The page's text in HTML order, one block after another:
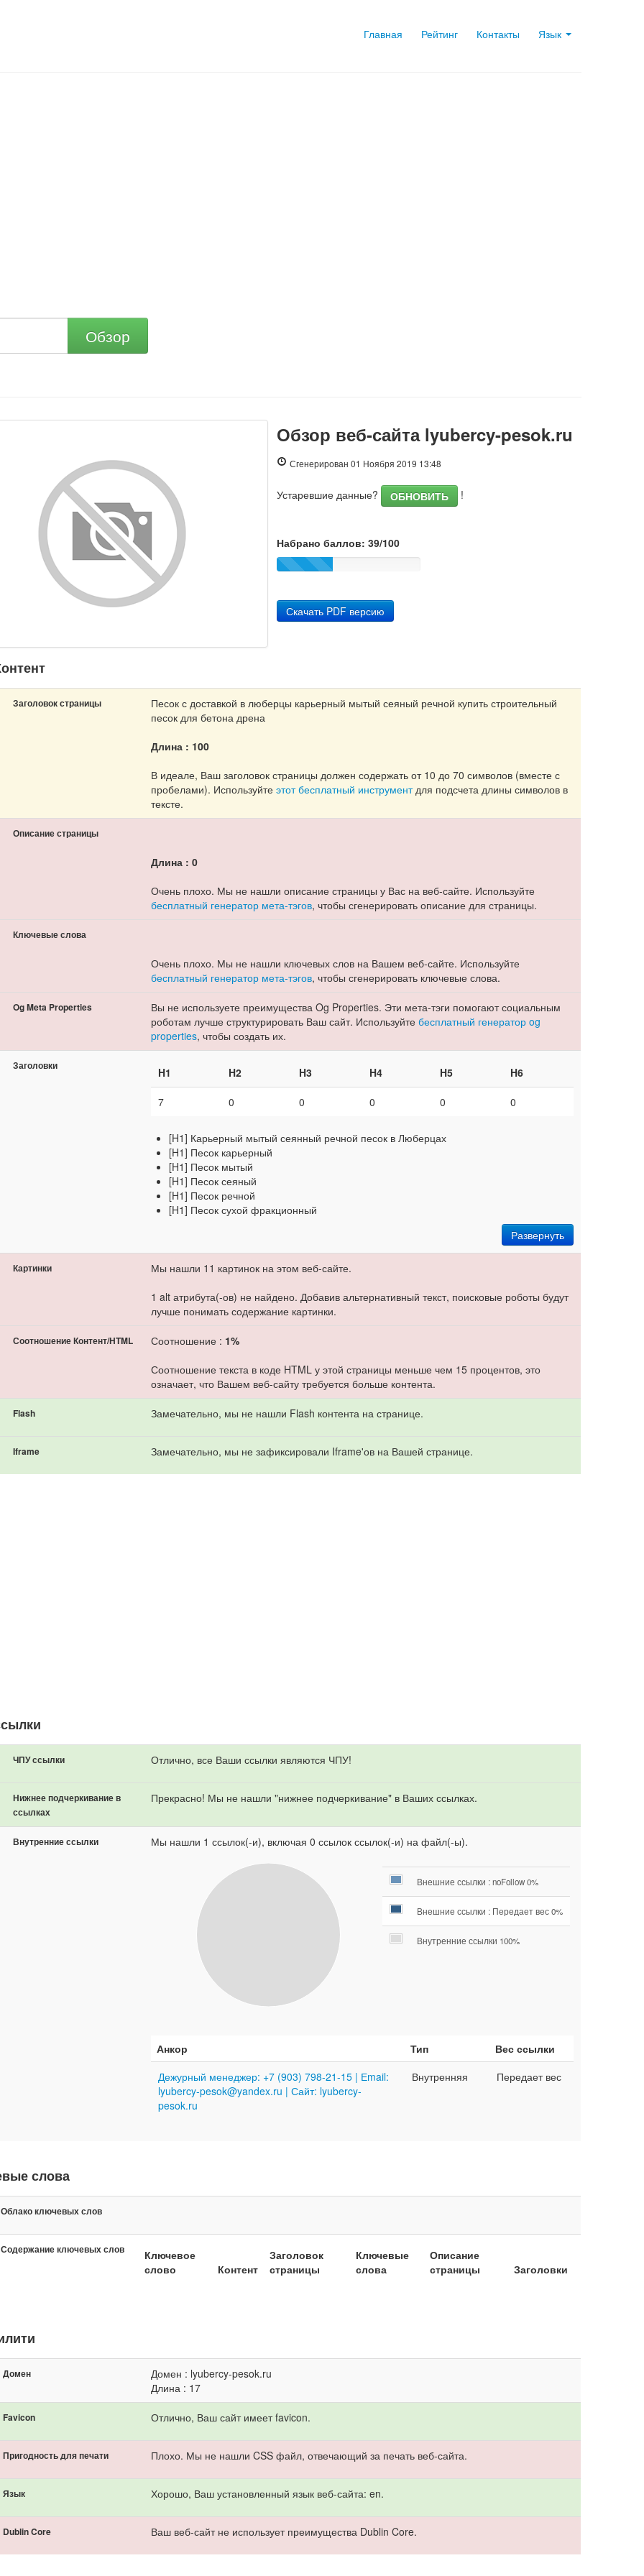
Главная Рейтинг Контакты Язык
Обзор
Обзор веб-сайта lyubercy-pesok.ru
Сгенерирован 01 Ноября 2019 13:48
Устаревшие данные? ОБНОВИТЬ !
Набрано баллов: 39/100
Скачать PDF версию
Заголовок страницы
Песок с доставкой в люберцы карьерный мытый сеяный речной купить строительный
песок для бетона дрена
Длина : 100
В идеале, Ваш заголовок страницы должен содержать от 10 до 70 символов (вместе с
пробелами). Используйте этот бесплатный инструментдля подсчета длины символов в
тексте.
Описание страницы
Длина : 0
Очень плохо. Мы не нашли описание страницы у Вас на веб-сайте. Используйте
бесплатный генератор мета-тэгов, чтобы сгенерировать описание для страницы.
Ключевые слова
Очень плохо. Мы не нашли ключевых слов на Вашем веб-сайте. Используйте
бесплатный генератор мета-тэгов, чтобы сгенерировать ключевые слова.
Og Meta Properties
Вы не используете преимущества Og Properties. Эти мета-тэги помогают социальным
роботам лучше структурировать Ваш сайт. Используйте бесплатный генератор og
properties, чтобы создать их.
Заголовки H1 H2 H3 H4 H5 H6
7 0 0 0 0 0
[H1] Карьерный мытый сеянный речной песок в Люберцах
[H1] Песок карьерный
[H1] Песок мытый
[H1] Песок сеяный
[H1] Песок речной
[H1] Песок сухой фракционный
Развернуть
Картинки
Мы нашли 11 картинок на этом веб-сайте.
1 alt атрибута(-ов) не найдено. Добавив альтернативный текст, поисковые роботы будут
лучше понимать содержание картинки.
Соотношение Контент/HTML Соотношение : 1%
Соотношение текста в коде HTML у этой страницы меньше чем 15 процентов, это
означает, что Вашем веб-сайту требуется больше контента.
Flash Замечательно, мы не нашли Flash контента на странице.
Iframe Замечательно, мы не зафиксировали Iframe'ов на Вашей странице.
ЧПУ ссылки Отлично, все Ваши ссылки являются ЧПУ!
Нижнее подчеркивание в
ссылках
Прекрасно! Мы не нашли "нижнее подчеркивание" в Ваших ссылках.
Внутренние ссылки Мы нашли 1 ссылок(-и), включая 0 ссылок ссылок(-и) на файл(-ы).
Внешние ссылки : noFollow 0%
Внешние ссылки : Передает вес 0%
Внутренние ссылки 100%
Анкор Тип
Вес ссылки
Дежурный менеджер: +7 (903) 798-21-15 | Еmail:
lyubercy-pesok@yandex.ru | Сайт: lyubercy-
pesok.ru
Внутренняя Передает вес
слова
Облако ключевых слов
Содержание ключевых слов
Ключевое
слово
Контент
Заголовок
страницы
Ключевые
слова
Описание
страницы
Заголовки
Домен
Домен : lyubercy-pesok.ru
Длина : 17
Favicon Отлично, Ваш сайт имеет favicon.
Пригодность для печати Плохо. Мы не нашли CSS файл, отвечающий за печать веб-сайта.
Язык Хорошо, Ваш установленный язык веб-сайта: en.
Dublin Core Ваш веб-сайт не использует преимущества Dublin Core.